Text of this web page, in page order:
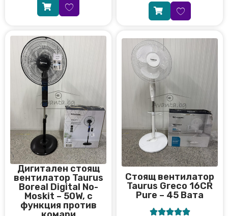
Дигитален стоящ
вентилатор Taurus
Boreal Digital No-
Moskit – 50W, с
функция против
Стоящ вентилатор
Taurus Greco 16CR
Pure – 45 Вата
